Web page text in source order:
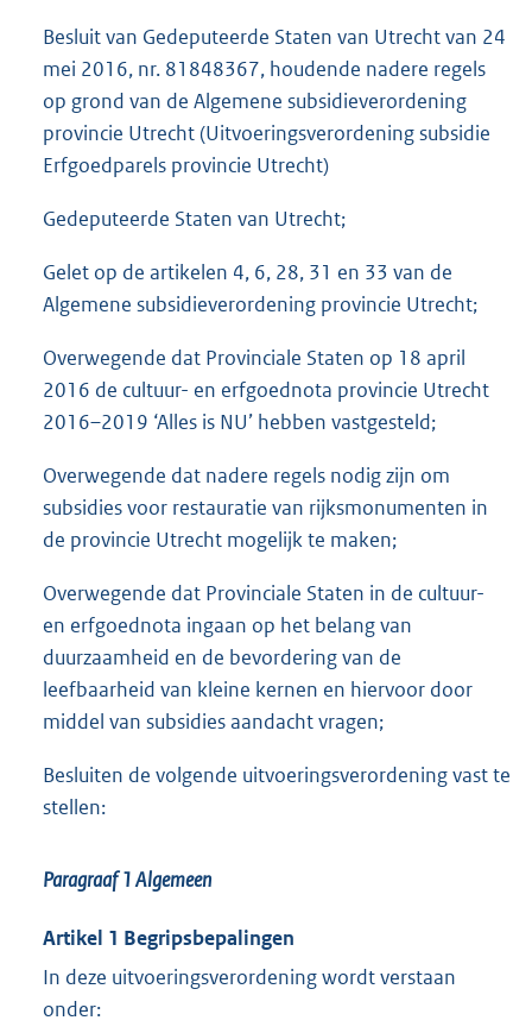
Besluit van Gedeputeerde Staten van Utrecht van 24
mei 2016, nr. 81848367, houdende nadere regels
op grond van de Algemene subsidieverordening
provincie Utrecht (Uitvoeringsverordening subsidie
Erfgoedparels provincie Utrecht)
Gedeputeerde Staten van Utrecht;
Gelet op de artikelen 4, 6, 28, 31 en 33 van de
Algemene subsidieverordening provincie Utrecht;
Overwegende dat Provinciale Staten op 18 april
2016 de cultuur- en erfgoednota provincie Utrecht
2016–2019 ‘Alles is NU’ hebben vastgesteld;
Overwegende dat nadere regels nodig zijn om
subsidies voor restauratie van rijksmonumenten in
de provincie Utrecht mogelijk te maken;
Overwegende dat Provinciale Staten in de cultuur-
en erfgoednota ingaan op het belang van
duurzaamheid en de bevordering van de
leefbaarheid van kleine kernen en hiervoor door
middel van subsidies aandacht vragen;
Besluiten de volgende uitvoeringsverordening vast te
stellen:
Paragraaf 1 Algemeen
Artikel 1 Begripsbepalingen
In deze uitvoeringsverordening wordt verstaan
onder: